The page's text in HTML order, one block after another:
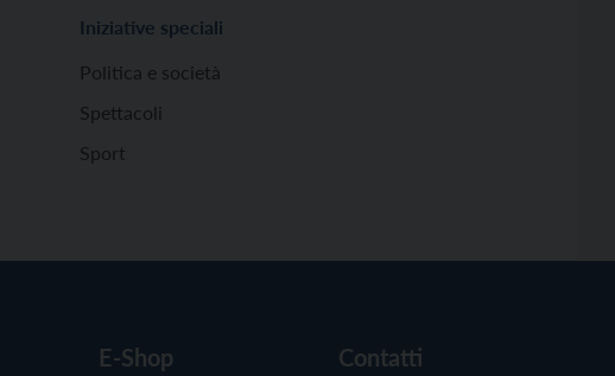
Iniziative speciali
Politica e società
Spettacoli
Sport
E-Shop Contatti